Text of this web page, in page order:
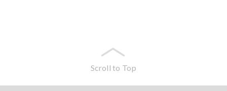
Scroll to Top